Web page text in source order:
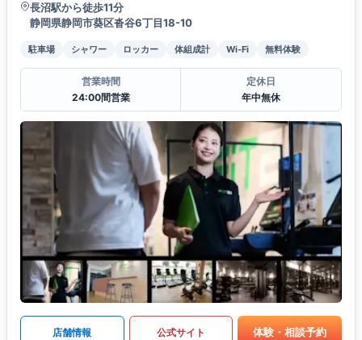
長沼駅から徒歩11分
静岡県静岡市葵区沓谷6丁目18-10
駐車場 シャワー ロッカー 体組成計 Wi-Fi 無料体験
営業時間
24:00間営業
定休日
年中無休
店舗情報 公式サイト 体験・相談予約